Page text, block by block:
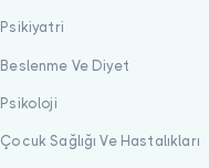
Psikiyatri
Beslenme Ve Diyet
Psikoloji
Çocuk Sağlığı Ve Hastalıkları